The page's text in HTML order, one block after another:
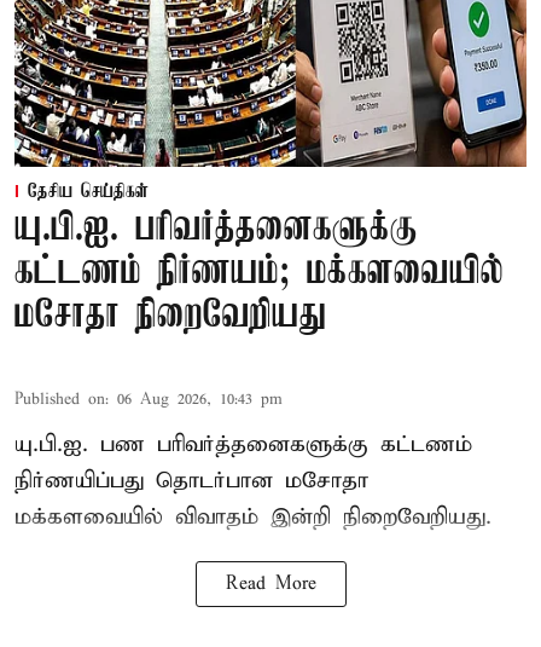
தேசிய செய்திகள்
யு.பி.ஐ. பரிவர்த்தனைகளுக்கு
கட்டணம் நிர்ணயம்; மக்களவையில்
மசோதா நிறைவேறியது
Published on: 06 Aug 2026, 10:43 pm
யு.பி.ஐ. பண பரிவர்த்தனைகளுக்கு கட்டணம்
நிர்ணயிப்பது தொடர்பான மசோதா
மக்களவையில் விவாதம் இன்றி நிறைவேறியது.
Read More